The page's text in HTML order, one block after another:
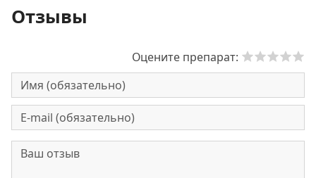
Отзывы
Оцените препарат: